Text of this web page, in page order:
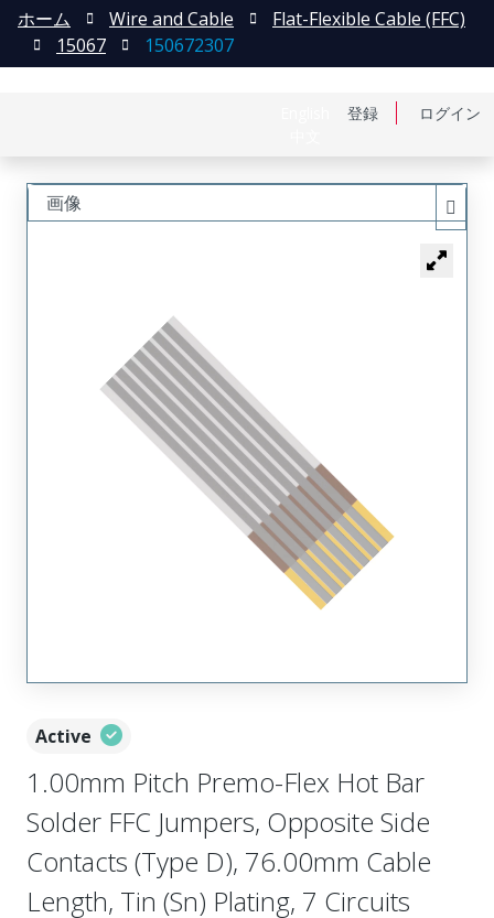
登録 ログイン
ホーム Wire and Cable
Flat-Flexible Cable (FFC)
15067
150672307
Active
1.00mm Pitch Premo-Flex Hot Bar
Solder FFC Jumpers, Opposite Side
Contacts (Type D), 76.00mm Cable
Length, Tin (Sn) Plating, 7 Circuits
画像